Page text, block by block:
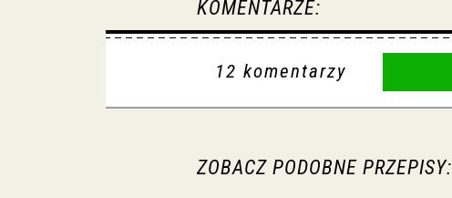
KOMENTARZE:
12 komentarzy
ZOBACZ PODOBNE PRZEPISY: